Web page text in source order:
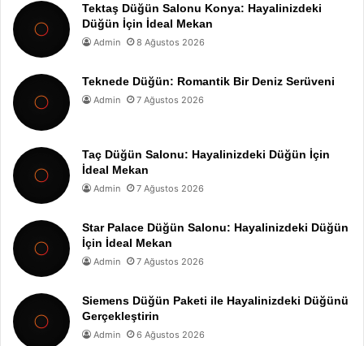
Tektaş Düğün Salonu Konya: Hayalinizdeki
Düğün İçin İdeal Mekan
Admin 8 Ağustos 2026
Teknede Düğün: Romantik Bir Deniz Serüveni
Admin 7 Ağustos 2026
Taç Düğün Salonu: Hayalinizdeki Düğün İçin
İdeal Mekan
Admin 7 Ağustos 2026
Star Palace Düğün Salonu: Hayalinizdeki Düğün
İçin İdeal Mekan
Admin 7 Ağustos 2026
Siemens Düğün Paketi ile Hayalinizdeki Düğünü
Gerçekleştirin
Admin 6 Ağustos 2026